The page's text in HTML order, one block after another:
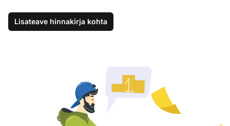
Lisateave hinnakirja kohta